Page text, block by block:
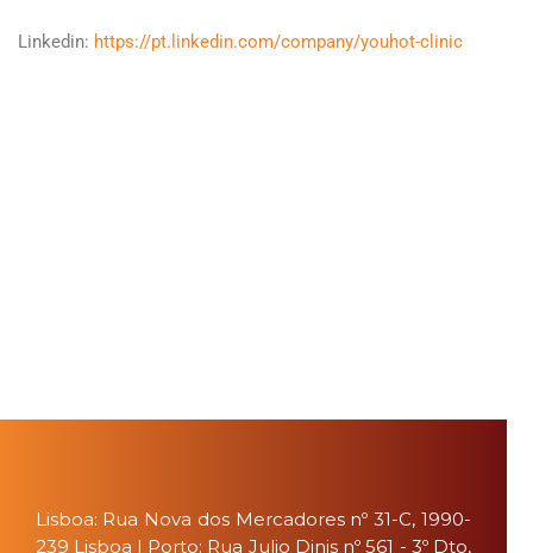
Linkedin: https://pt.linkedin.com/company/youhot-clinic
Lisboa: Rua Nova dos Mercadores nº 31-C, 1990-
239 Lisboa | Porto: Rua Julio Dinis nº 561 - 3º Dto,